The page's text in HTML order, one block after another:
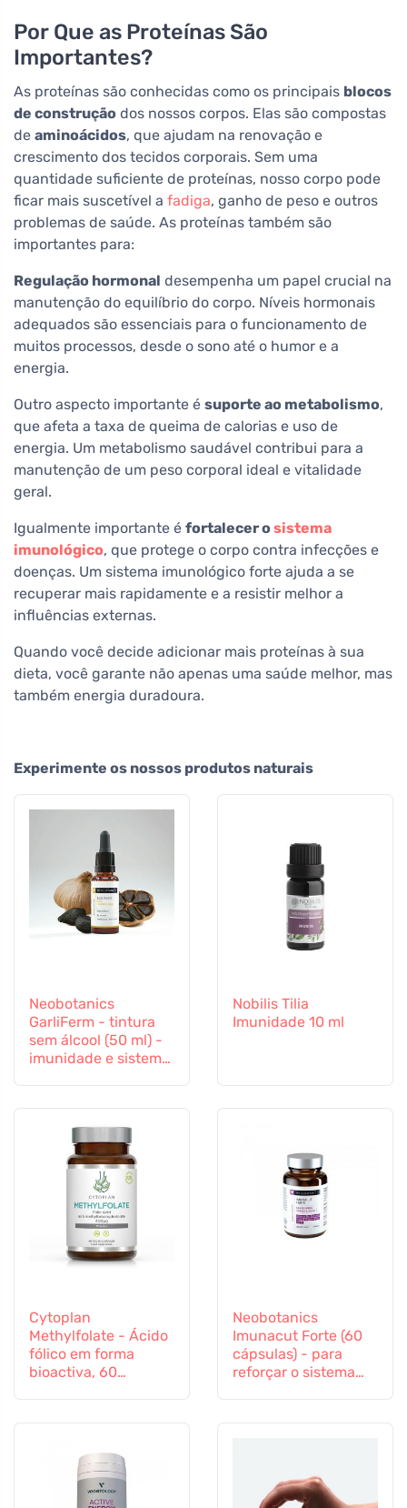
Por Que as Proteínas São
Importantes?
As proteínas são conhecidas como os principais blocos
de construção dos nossos corpos. Elas são compostas
de aminoácidos, que ajudam na renovação e
crescimento dos tecidos corporais. Sem uma
quantidade suficiente de proteínas, nosso corpo pode
ficar mais suscetível a fadiga, ganho de peso e outros
problemas de saúde. As proteínas também são
importantes para:
Regulação hormonal desempenha um papel crucial na
manutenção do equilíbrio do corpo. Níveis hormonais
adequados são essenciais para o funcionamento de
muitos processos, desde o sono até o humor e a
energia.
Outro aspecto importante é suporte ao metabolismo,
que afeta a taxa de queima de calorias e uso de
energia. Um metabolismo saudável contribui para a
manutenção de um peso corporal ideal e vitalidade
geral.
Igualmente importante é fortalecer osistema
imunológico, que protege o corpo contra infecções e
doenças. Um sistema imunológico forte ajuda a se
recuperar mais rapidamente e a resistir melhor a
influências externas.
Quando você decide adicionar mais proteínas à sua
dieta, você garante não apenas uma saúde melhor, mas
também energia duradoura.
Experimente os nossos produtos naturais
Neobotanics
GarliFerm - tintura
sem álcool (50 ml) -
imunidade e sistema
Nobilis Tilia
Imunidade 10 ml
Cytoplan
Methylfolate - Ácido
fólico em forma
bioactiva, 60
Neobotanics
Imunacut Forte (60
cápsulas) - para
reforçar o sistema